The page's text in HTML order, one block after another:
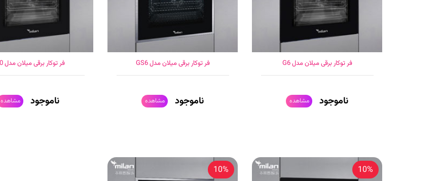
فر توکار برقی میلان مدل G6
ناموجود مشاهده
فر توکار برقی میلان مدل GS6
ناموجود مشاهده
فر توکار برقی میلان مدل G10
ناموجود مشاهده
10%
10%